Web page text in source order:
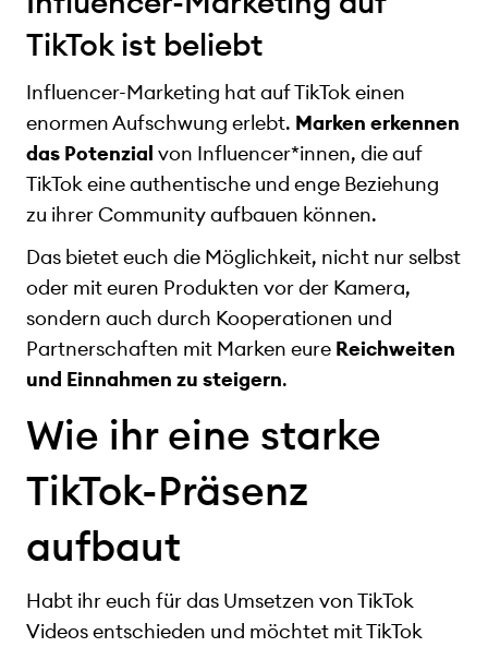
TikTok ist beliebt
Influencer-Marketing hat auf TikTok einen
enormen Aufschwung erlebt. Marken erkennen
das Potenzial von Influencer*innen, die auf
TikTok eine authentische und enge Beziehung
zu ihrer Community aufbauen können.
Das bietet euch die Möglichkeit, nicht nur selbst
oder mit euren Produkten vor der Kamera,
sondern auch durch Kooperationen und
Partnerschaften mit Marken eure Reichweiten
und Einnahmen zu steigern.
Wie ihr eine starke
TikTok-Präsenz
aufbaut
Habt ihr euch für das Umsetzen von TikTok
Videos entschieden und möchtet mit TikTok